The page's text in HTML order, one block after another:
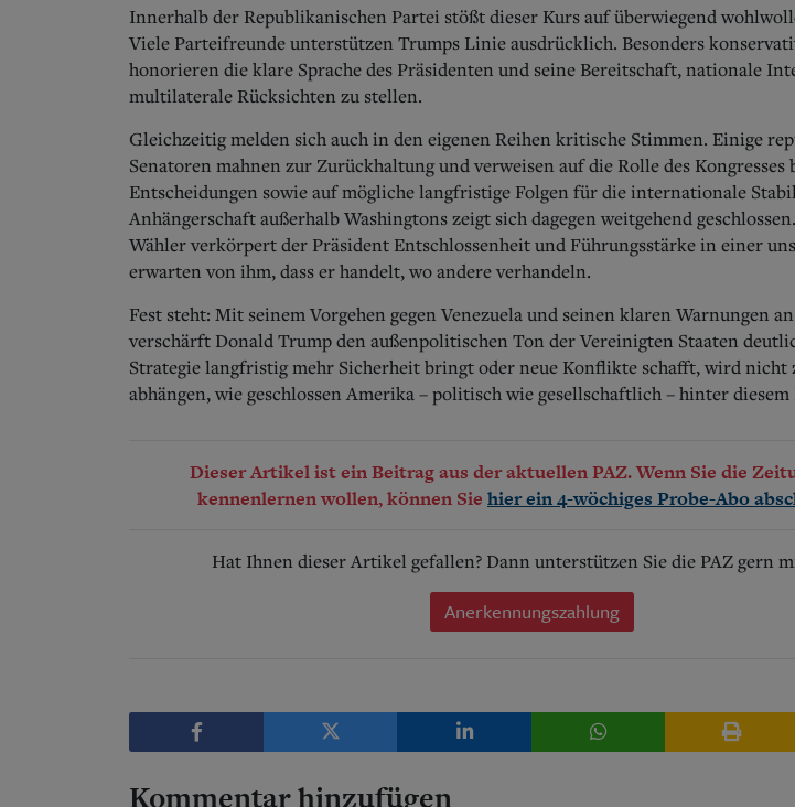
Innerhalb der Republikanischen Partei stößt dieser Kurs auf überwiegend
Viele Parteifreunde unterstützen Trumps Linie ausdrücklich. Besonders
honorieren die klare Sprache des Präsidenten und seine Bereitschaft, nationale
multilaterale Rücksichten zu stellen.
Gleichzeitig melden sich auch in den eigenen Reihen kritische Stimmen. Einige
Senatoren mahnen zur Zurückhaltung und verweisen auf die Rolle des
Entscheidungen sowie auf mögliche langfristige Folgen für die internationale
Anhängerschaft außerhalb Washingtons zeigt sich dagegen weitgehend
Wähler verkörpert der Präsident Entschlossenheit und Führungsstärke in einer
erwarten von ihm, dass er handelt, wo andere verhandeln.
Fest steht: Mit seinem Vorgehen gegen Venezuela und seinen klaren Warnungen
verschärft Donald Trump den außenpolitischen Ton der Vereinigten Staaten
Strategie langfristig mehr Sicherheit bringt oder neue Konflikte schafft, wird nicht
abhängen, wie geschlossen Amerika – politisch wie gesellschaftlich – hinter diesem
Dieser Artikel ist ein Beitrag aus der aktuellen PAZ. Wenn Sie die
kennenlernen wollen, können Sie hier ein 4-wöchiges Probe-Abo
Hat Ihnen dieser Artikel gefallen? Dann unterstützen Sie die PAZ gern
Anerkennungszahlung
Kommentar hinzufügen